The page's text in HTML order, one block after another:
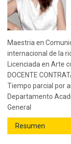
Maestria en
internacional de la
Licenciada en Arte
DOCENTE
Tiempo parcial por
Departamento
General